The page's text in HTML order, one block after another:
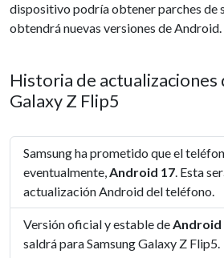
dispositivo podría obtener parches de
obtendrá nuevas versiones de Android.
Historia de actualizaciones
Galaxy Z Flip5
Samsung ha prometido que el
eventualmente,Android 17. Esta
actualización Android del teléfono.
Versión oficial y estable deAndroid
saldrá para Samsung Galaxy Z Flip5.